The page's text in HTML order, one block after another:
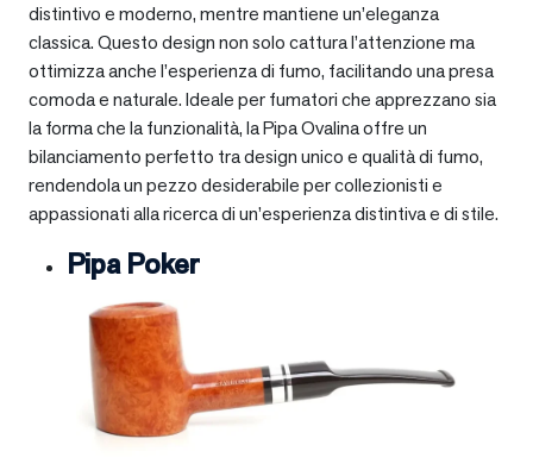
distintivo e moderno, mentre mantiene un’eleganza
classica. Questo design non solo cattura l’attenzione ma
ottimizza anche l’esperienza di fumo, facilitando una presa
comoda e naturale. Ideale per fumatori che apprezzano sia
la forma che la funzionalità, la Pipa Ovalina offre un
bilanciamento perfetto tra design unico e qualità di fumo,
rendendola un pezzo desiderabile per collezionisti e
appassionati alla ricerca di un’esperienza distintiva e di stile.
Pipa Poker